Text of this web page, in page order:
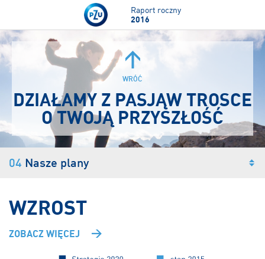
Przejdź do treści
Raport roczny
2016
WRÓĆ
DZIAŁAMY Z PASJĄW TROSCE
O TWOJĄ PRZYSZŁOŚĆ
04 Nasze plany
WZROST
ZOBACZ WIĘCEJ